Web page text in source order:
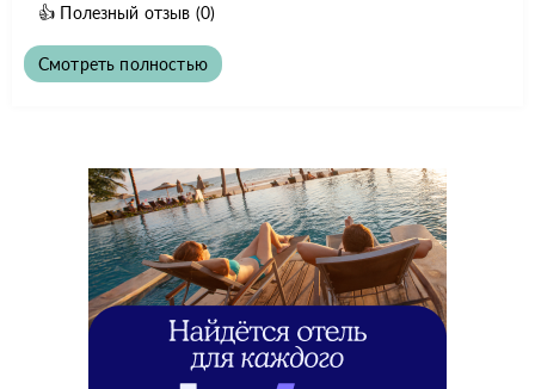
👍 Полезный отзыв (0)
Смотреть полностью